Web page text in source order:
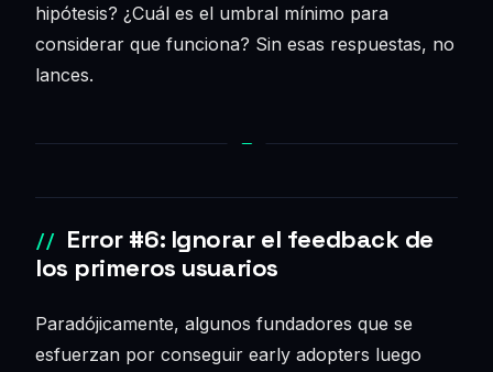
hipótesis? ¿Cuál es el umbral mínimo para
considerar que funciona? Sin esas respuestas, no
lances.
Error #6: Ignorar el feedback de
los primeros usuarios
Paradójicamente, algunos fundadores que se
esfuerzan por conseguir early adopters luego